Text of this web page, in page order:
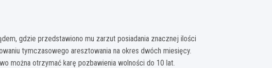
gdzie przedstawiono mu zarzut posiadania znacznej ilości
tymczasowego aresztowania na okres dwóch miesięcy.
można otrzymać karę pozbawienia wolności do 10 lat.